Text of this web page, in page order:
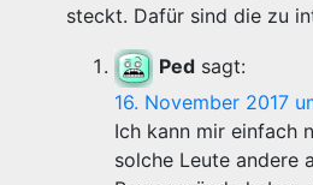
steckt. Dafür sind die zu
Ped sagt:
16. November 2017
Ich kann mir einfach
solche Leute andere